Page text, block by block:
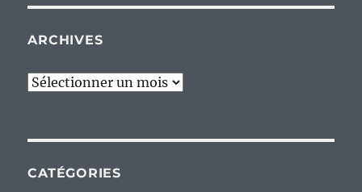
ARCHIVES
Archives
CATÉGORIES